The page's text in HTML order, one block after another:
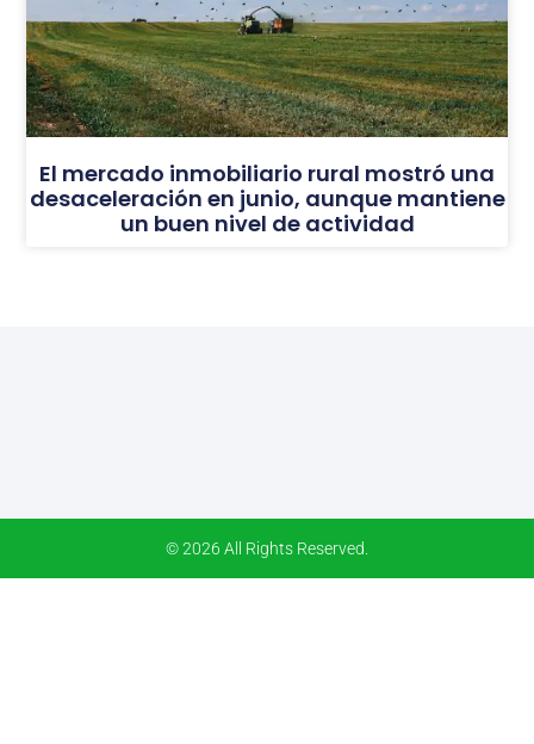
El mercado inmobiliario rural mostró una
desaceleración en junio, aunque mantiene
un buen nivel de actividad
© 2026 All Rights Reserved.